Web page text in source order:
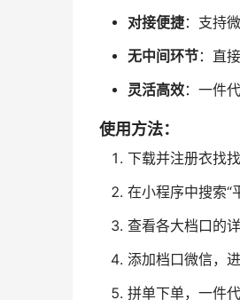
对接便捷：支持
无中间环节：直
灵活高效：一件
使用方法：
下载并注册衣找找
在小程序中搜索“
查看各大档口的
添加档口微信，
拼单下单，一件